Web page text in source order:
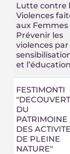
Lutte contre
Violences
aux Femmes
Prévenir les
violences par
et
FESTIMONTI
DU
PATRIMOINE
DES
DE PLEINE
NATURE"